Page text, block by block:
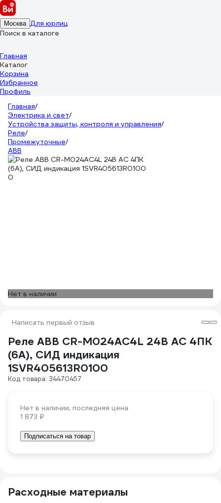
Москва Для юрлиц
Поиск в каталоге
Главная
Каталог
Корзина
Избранное
Профиль
Главная/
Электрика и свет/
Устройства защиты, контроля и управления/
Реле/
Промежуточные/
ABB
Нет в наличии
Написать первый отзыв
Реле ABB CR-M024AC4L 24B AC 4ПК
(6A), СИД индикация
1SVR405613R0100
Код товара: 34470457
Нет в наличии, последняя цена
1 873 ₽
Подписаться на товар
Расходные материалы